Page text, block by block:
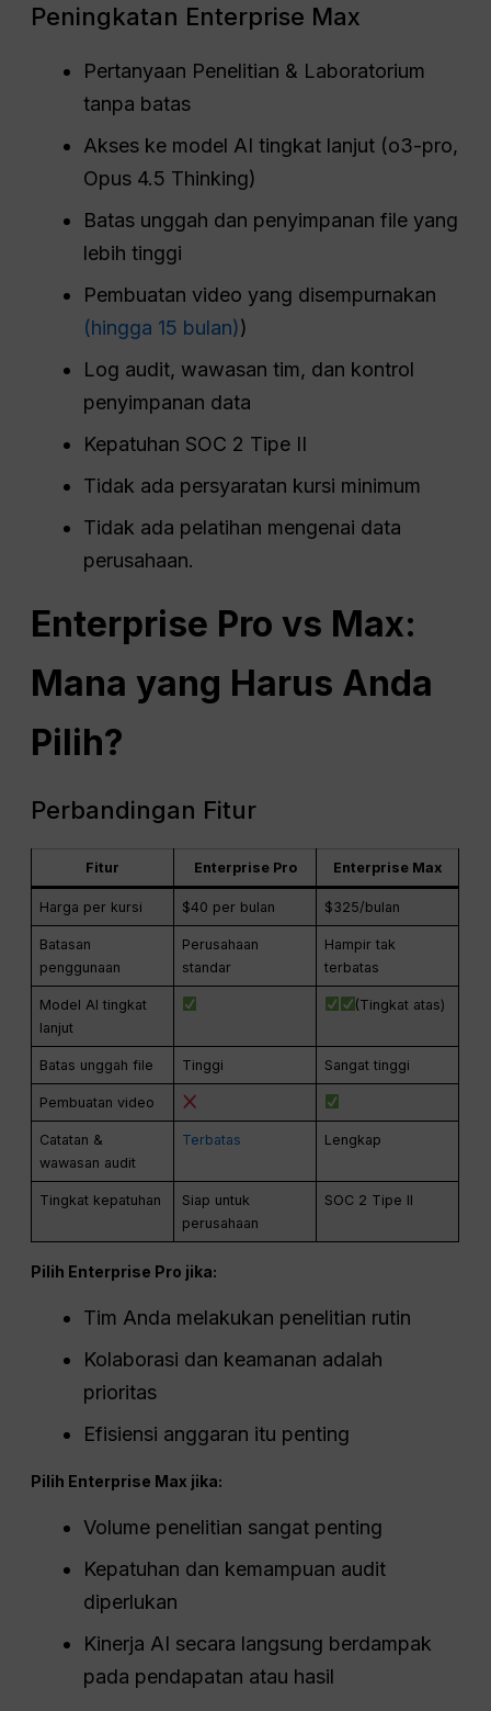
Peningkatan Enterprise Max
Pertanyaan Penelitian & Laboratorium
tanpa batas
Akses ke model AI tingkat lanjut (o3-pro,
Opus 4.5 Thinking)
Batas unggah dan penyimpanan file yang
lebih tinggi
Pembuatan video yang disempurnakan
(hingga 15 bulan))
Log audit, wawasan tim, dan kontrol
penyimpanan data
Kepatuhan SOC 2 Tipe II
Tidak ada persyaratan kursi minimum
Tidak ada pelatihan mengenai data
perusahaan.
Enterprise Pro vs Max:
Mana yang Harus Anda
Pilih?
Perbandingan Fitur
Fitur Enterprise Pro Enterprise Max
Harga per kursi $40 per bulan $325/bulan
Batasan
penggunaan
Perusahaan
standar
Hampir tak
terbatas
Model AI tingkat
lanjut
(Tingkat atas)
Batas unggah file Tinggi Sangat tinggi
Pembuatan video
Catatan &
wawasan audit
Terbatas Lengkap
Tingkat kepatuhan
Siap untuk
perusahaan
SOC 2 Tipe II
Pilih Enterprise Pro jika:
Tim Anda melakukan penelitian rutin
Kolaborasi dan keamanan adalah
prioritas
Efisiensi anggaran itu penting
Pilih Enterprise Max jika:
Volume penelitian sangat penting
Kepatuhan dan kemampuan audit
diperlukan
Kinerja AI secara langsung berdampak
pada pendapatan atau hasil